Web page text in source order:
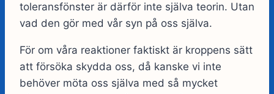
toleransfönster är därför inte själva teorin. Utan
vad den gör med vår syn på oss själva.
För om våra reaktioner faktiskt är kroppens sätt
att försöka skydda oss, då kanske vi inte
behöver möta oss själva med så mycket